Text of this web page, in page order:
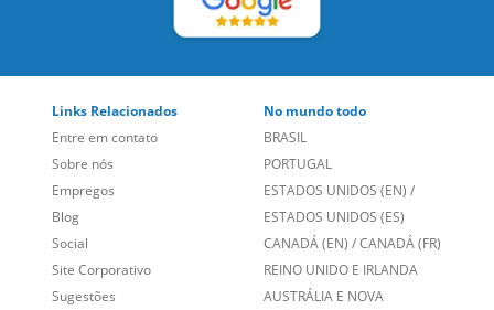
Links Relacionados
Entre em contato
Sobre nós
Empregos
Blog
Social
Site Corporativo
Sugestões
No mundo todo
BRASIL
PORTUGAL
ESTADOS UNIDOS (EN) /
ESTADOS UNIDOS (ES)
CANADÁ (EN) /CANADÁ (FR)
REINO UNIDO E IRLANDA
AUSTRÁLIA E NOVA